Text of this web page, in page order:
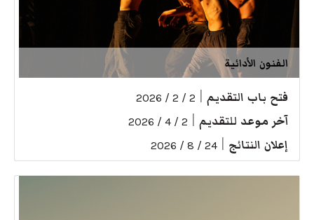
الفنون الأدائية
فتح باب التقديم 2 / 2 / 2026
آخر موعد للتقديم 2 / 4 / 2026
إعلان النتائج 24 / 8 / 2026